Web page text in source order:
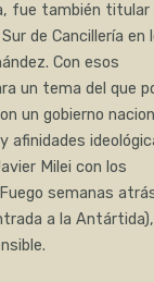
fue también titular
de Cancillería en
Con esos
un tema del que
un gobierno
afinidades
Milei con los
semanas
a la